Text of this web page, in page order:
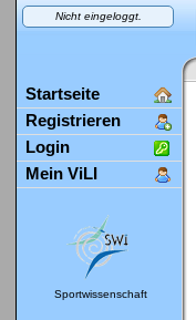
Nicht eingeloggt.
Startseite
Registrieren
Login
Mein ViLI
Sportwissenschaft